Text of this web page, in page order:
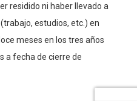
residido ni haber llevado a
estudios, etc.) en
meses en los tres años
a fecha de cierre de